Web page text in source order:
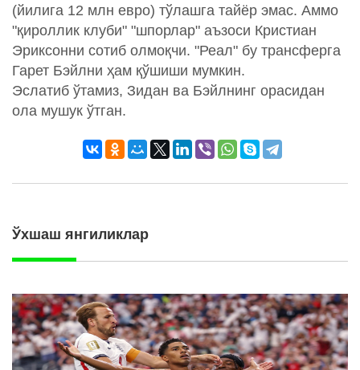
(йилига 12 млн евро) тўлашга тайёр эмас. Аммо
"қироллик клуби" "шпорлар" аъзоси Кристиан
Эриксонни сотиб олмоқчи. "Реал" бу трансферга
Гарет Бэйлни ҳам қўшиши мумкин.
Эслатиб ўтамиз, Зидан ва Бэйлнинг орасидан
ола мушук ўтган.
Ўхшаш янгиликлар